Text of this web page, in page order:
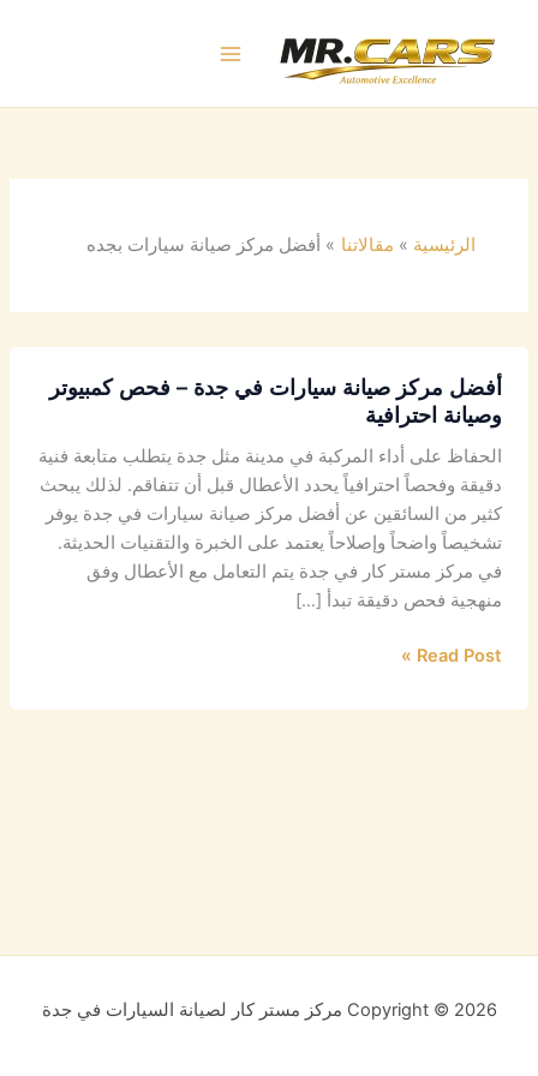
المحتوى
الرئيسية مقالاتنا أفضل مركز صيانة سيارات بجده
أفضل مركز صيانة سيارات في جدة – فحص كمبيوتر
وصيانة احترافية
الحفاظ على أداء المركبة في مدينة مثل جدة يتطلب متابعة فنية
دقيقة وفحصاً احترافياً يحدد الأعطال قبل أن تتفاقم. لذلك يبحث
كثير من السائقين عن أفضل مركز صيانة سيارات في جدة يوفر
تشخيصاً واضحاً وإصلاحاً يعتمد على الخبرة والتقنيات الحديثة.
في مركز مستر كار في جدة يتم التعامل مع الأعطال وفق
منهجية فحص دقيقة تبدأ […]
Read Post »
Copyright © 2026 مركز مستر كار لصيانة السيارات في جدة